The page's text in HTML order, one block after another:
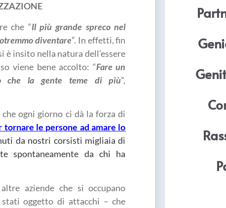
che “Il più grande spreco nel
diventare”. In effetti, fin
insito nella natura dell’essere
viene bene accolto: “Fare un
che la gente teme di più”,
ogni giorno ci dà la forza di
tornare le persone ad amare lo
da nostri corsisti migliaia di
spontaneamente da chi ha
aziende che si occupano
oggetto di attacchi – che